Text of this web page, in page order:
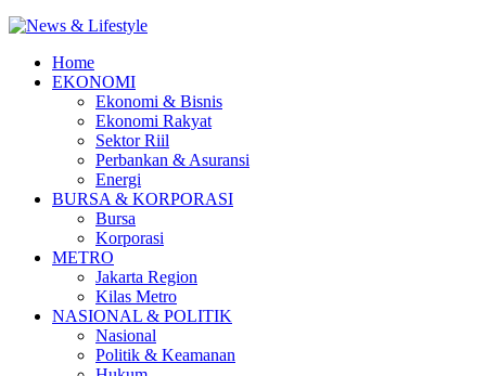
Home
EKONOMI
Ekonomi & Bisnis
Ekonomi Rakyat
Sektor Riil
Perbankan & Asuransi
Energi
BURSA & KORPORASI
Bursa
Korporasi
METRO
Jakarta Region
Kilas Metro
NASIONAL & POLITIK
Nasional
Politik & Keamanan